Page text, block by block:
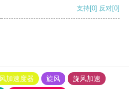
支持[0] 反对[0]
加速度器 旋风
旋风加速